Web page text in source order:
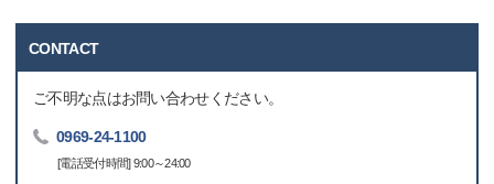
CONTACT
ご不明な点はお問い合わせください。
0969-24-1100
[電話受付時間] 9:00～24:00